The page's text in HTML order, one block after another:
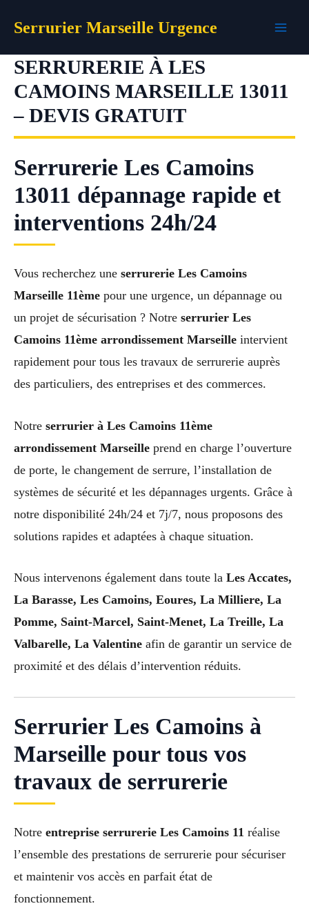
Serrurier Marseille Urgence
SERRURERIE À LES
CAMOINS MARSEILLE 13011
– DEVIS GRATUIT
Serrurerie Les Camoins
13011 dépannage rapide et
interventions 24h/24
Vous recherchez une serrurerie Les Camoins
Marseille 11ème pour une urgence, un dépannage ou
un projet de sécurisation ? Notre serrurier Les
Camoins 11ème arrondissement Marseille intervient
rapidement pour tous les travaux de serrurerie auprès
des particuliers, des entreprises et des commerces.
Notre serrurier à Les Camoins 11ème
arrondissement Marseille prend en charge l’ouverture
de porte, le changement de serrure, l’installation de
systèmes de sécurité et les dépannages urgents. Grâce à
notre disponibilité 24h/24 et 7j/7, nous proposons des
solutions rapides et adaptées à chaque situation.
Nous intervenons également dans toute la Les Accates,
La Barasse, Les Camoins, Eoures, La Milliere, La
Pomme, Saint-Marcel, Saint-Menet, La Treille, La
Valbarelle, La Valentine afin de garantir un service de
proximité et des délais d’intervention réduits.
Serrurier Les Camoins à
Marseille pour tous vos
travaux de serrurerie
Notre entreprise serrurerie Les Camoins 11 réalise
l’ensemble des prestations de serrurerie pour sécuriser
et maintenir vos accès en parfait état de
fonctionnement.